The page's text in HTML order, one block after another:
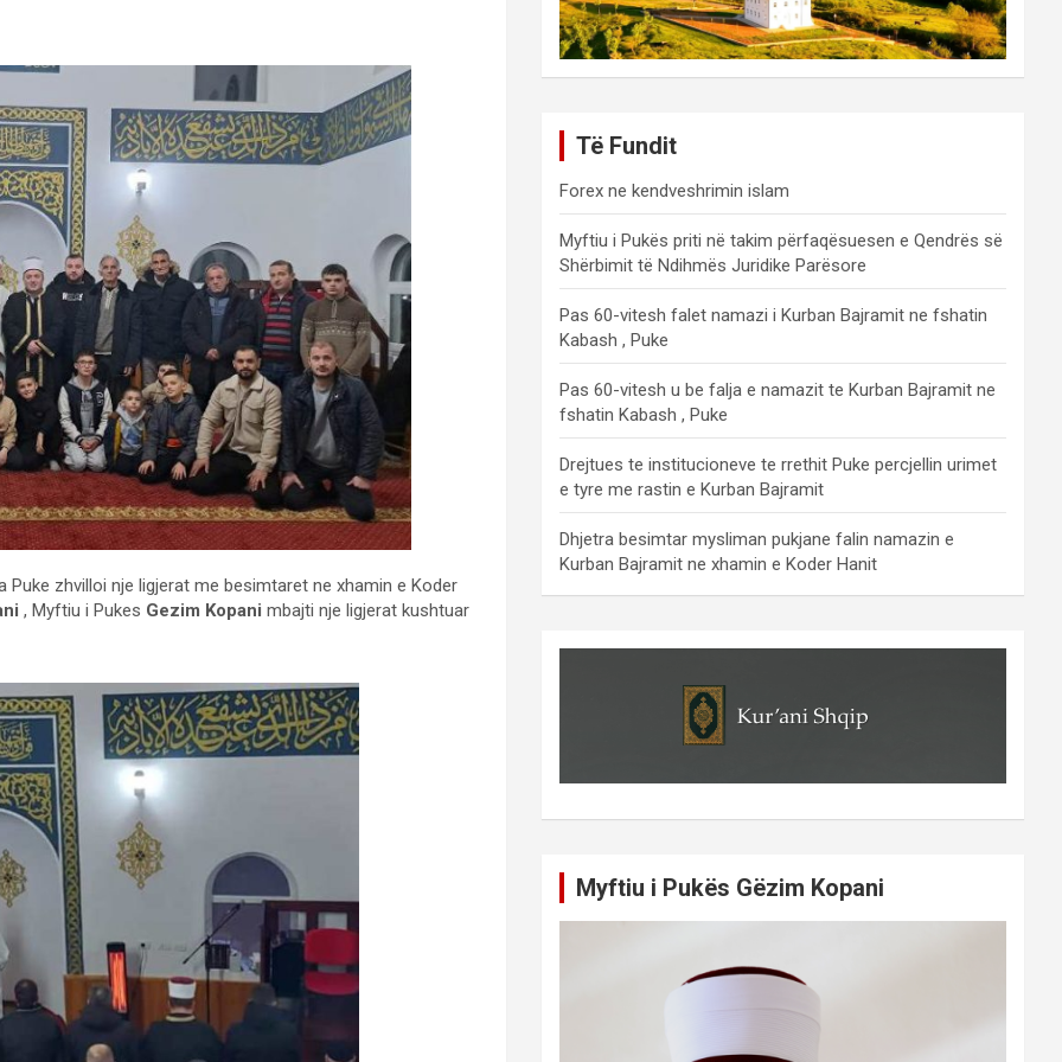
zhvilloi nje ligjerat me besimtaret ne xhamin e Koder
, Myftiu i Pukes Gezim Kopani mbajti nje ligjerat kushtuar
Të Fundit
Forex ne kendveshrimin islam
Myftiu i Pukës priti në takim përfaqësuesen e Qendrës së
Shërbimit të Ndihmës Juridike Parësore
Pas 60-vitesh falet namazi i Kurban Bajramit ne fshatin
Kabash , Puke
Pas 60-vitesh u be falja e namazit te Kurban Bajramit ne
fshatin Kabash , Puke
Drejtues te institucioneve te rrethit Puke percjellin urimet
e tyre me rastin e Kurban Bajramit
Dhjetra besimtar mysliman pukjane falin namazin e
Kurban Bajramit ne xhamin e Koder Hanit
Myftiu i Pukës Gëzim Kopani